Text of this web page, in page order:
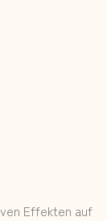
Effekten auf